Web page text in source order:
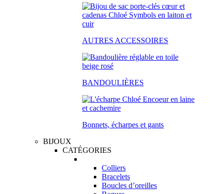
AUTRES ACCESSOIRES
BANDOULIÈRES
Bonnets, écharpes et gants
BIJOUX
CATÉGORIES
Colliers
Bracelets
Boucles d’oreilles